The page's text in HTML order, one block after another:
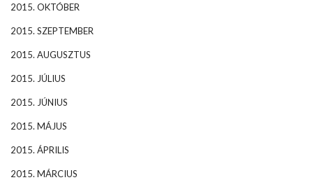
2015. OKTÓBER
2015. SZEPTEMBER
2015. AUGUSZTUS
2015. JÚLIUS
2015. JÚNIUS
2015. MÁJUS
2015. ÁPRILIS
2015. MÁRCIUS